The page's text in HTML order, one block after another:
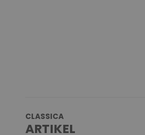
CLASSICA
ARTIKEL